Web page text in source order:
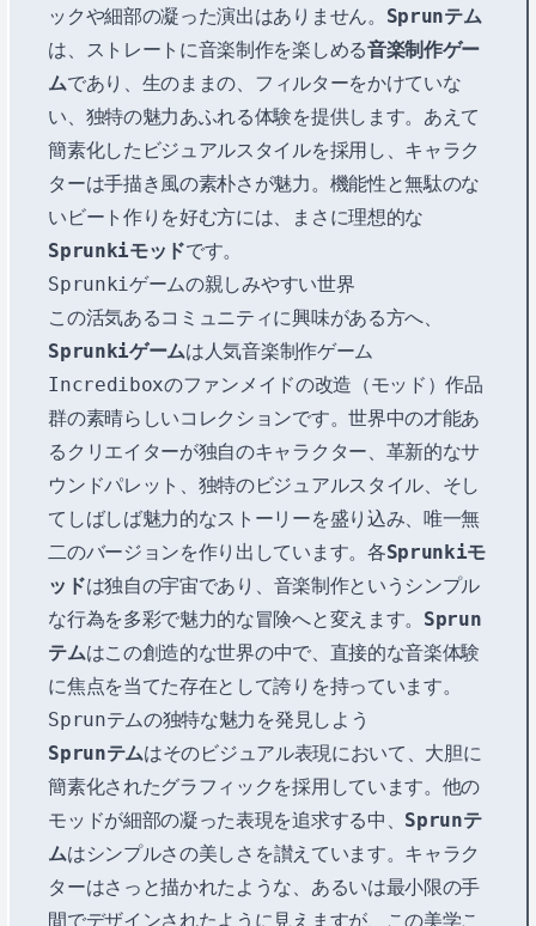
ックや細部の凝った演出はありません。 Sprunテム
は、ストレートに音楽制作を楽しめる音楽制作ゲー
ムであり、生のままの、フィルターをかけていな
い、独特の魅力あふれる体験を提供します。あえて
簡素化したビジュアルスタイルを採用し、キャラク
ターは手描き風の素朴さが魅力。機能性と無駄のな
いビート作りを好む方には、まさに理想的な
Sprunkiモッドです。
Sprunkiゲームの親しみやすい世界
この活気あるコミュニティに興味がある方へ、
Sprunkiゲームは人気音楽制作ゲーム
Incrediboxのファンメイドの改造（モッド）作品
群の素晴らしいコレクションです。世界中の才能あ
るクリエイターが独自のキャラクター、革新的なサ
ウンドパレット、独特のビジュアルスタイル、そし
てしばしば魅力的なストーリーを盛り込み、唯一無
二のバージョンを作り出しています。各Sprunkiモ
ッドは独自の宇宙であり、音楽制作というシンプル
な行為を多彩で魅力的な冒険へと変えます。 Sprun
テムはこの創造的な世界の中で、直接的な音楽体験
に焦点を当てた存在として誇りを持っています。
Sprunテムの独特な魅力を発見しよう
Sprunテムはそのビジュアル表現において、大胆に
簡素化されたグラフィックを採用しています。他の
モッドが細部の凝った表現を追求する中、 Sprunテ
ムはシンプルさの美しさを讃えています。キャラク
ターはさっと描かれたような、あるいは最小限の手
間でデザインされたように見えますが、この美学こ